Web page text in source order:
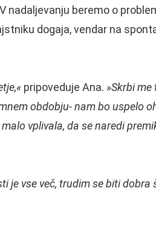
nadaljevanju beremo o
dogaja, vendar na
pripoveduje Ana. »Skrbi
obdobju- nam bo uspelo
vplivala, da se naredi
je vse več, trudim se biti